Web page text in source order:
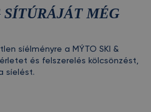
MÉG
síélményre a MÝTO SKI &
és felszerelés kölcsönzést,
síelést.